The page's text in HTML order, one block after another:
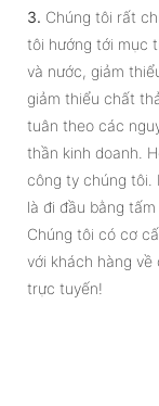
3. Chúng tôi rất
tôi hướng tới mục
và nước, giảm
giảm thiểu chất
tuân theo các
thần kinh doanh.
công ty chúng tôi.
là đi đầu bằng
Chúng tôi có cơ
với khách hàng về
trực tuyến!